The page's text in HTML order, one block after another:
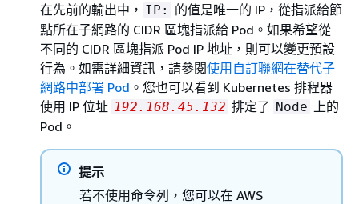
在先前的輸出中， IP:
的值是唯一的 IP，從指派給節
點所在子網路的 CIDR 區塊指派給 Pod。如果希望從
不同的 CIDR 區塊指派 Pod IP 地址，則可以變更預設
行為。如需詳細資訊，請參閱使用自訂聯網在替代子
網路中部署 Pod 。您也可以看到 Kubernetes 排程器
使用 IP 位址 192.168.45.132 排定了 Node
上的
Pod。
提示
若不使用命令列，您可以在 AWS